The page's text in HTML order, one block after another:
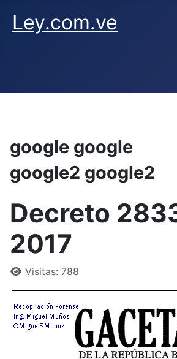
Ley.com.ve
google google
google2 google2
Decreto
2017
Visitas: 788